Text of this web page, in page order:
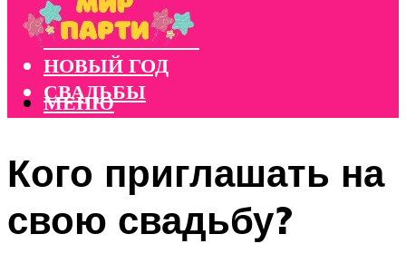
КОНКУРСЫ
КОРПОРАТИВЫ
НОВЫЙ ГОД
СВАДЬБЫ
МЕНЮ
Кого приглашать на
свою свадьбу?